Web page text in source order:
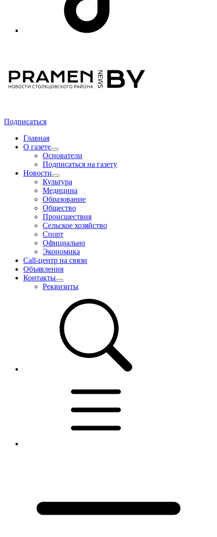
Подписаться
Главная
О газете
Основатели
Подписаться на газету
Новости
Культура
Медицина
Образование
Общество
Происшествия
Сельское хозяйство
Спорт
Официально
Экономика
Call-центр на связи
Объявления
Контакты
Реквизиты